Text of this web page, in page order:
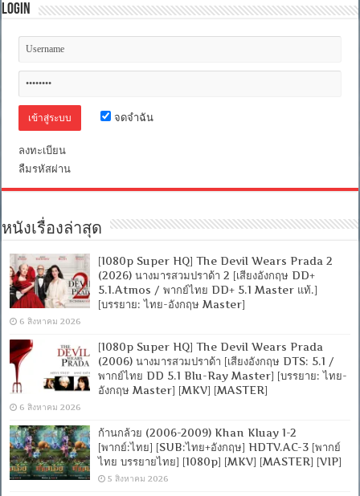
ไม่มี
[พากย์
Login
จดจำฉัน
ลงทะเบียน
ลืมรหัสผ่าน
หนังเรื่องล่าสุด
[1080p Super HQ] The Devil Wears Prada 2
(2026) นางมารสวมปราด้า 2 [เสียงอังกฤษ DD+
5.1.Atmos / พากย์ไทย DD+ 5.1 Master แท้.]
[บรรยาย: ไทย-อังกฤษ Master]
6 สิงหาคม 2026
[1080p Super HQ] The Devil Wears Prada
(2006) นางมารสวมปราด้า [เสียงอังกฤษ DTS: 5.1 /
พากย์ไทย DD 5.1 Blu-Ray Master] [บรรยาย: ไทย-
อังกฤษ Master] [MKV] [MASTER]
6 สิงหาคม 2026
ก้านกล้วย (2006-2009) Khan Kluay 1-2
[พากย์:ไทย] [SUB:ไทย+อังกฤษ] HDTV.AC-3 [พากย์
ไทย บรรยายไทย] [1080p] [MKV] [MASTER] [VIP]
5 สิงหาคม 2026